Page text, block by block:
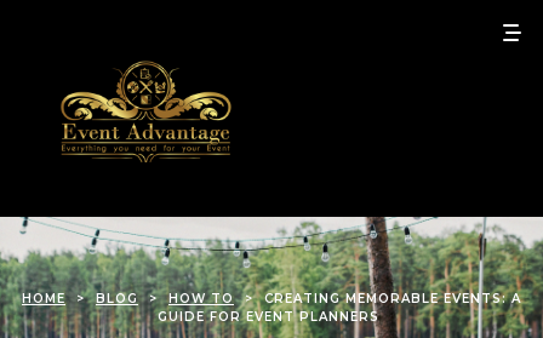
HOME > BLOG > HOW TO > CREATING MEMORABLE EVENTS: A
GUIDE FOR EVENT PLANNERS